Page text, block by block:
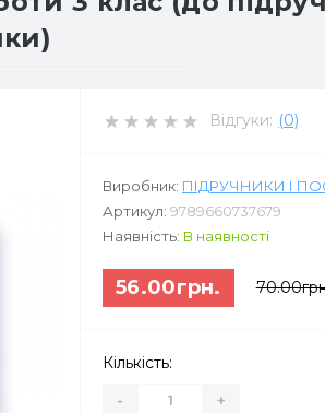
Відгуки: (0)
Виробник: ПІДРУЧНИКИ І
Артикул: 9789660737679
Наявність: В наявності
56.00грн.
Кількість:
- +